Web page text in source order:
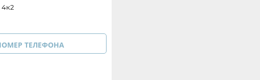
горки
и качалки
ТЕЛЕФОНА